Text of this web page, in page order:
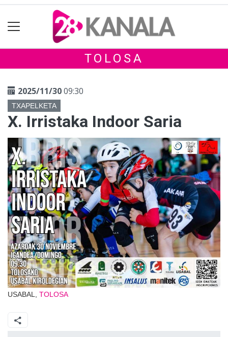
TOLOSA
2025/11/3009:30
TXAPELKETA
X. Irristaka Indoor Saria
USABAL, TOLOSA